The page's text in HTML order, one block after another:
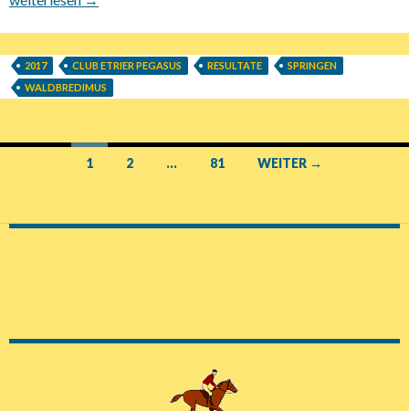
2017 CLUB ETRIER PEGASUS RESULTATE
SPRINGEN
WALDBREDIMUS
Navigation
1 2 … 81 WEITER →